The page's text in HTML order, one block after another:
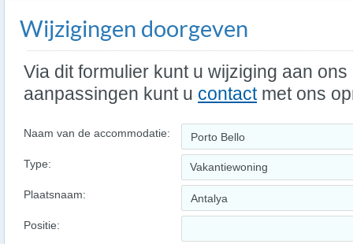
Wijzigingen doorgeven
Via dit formulier kunt u wijziging aan
aanpassingen kunt u contactmet ons
Naam van de accommodatie:
Type: Vakantiewoning
Plaatsnaam:
Positie: